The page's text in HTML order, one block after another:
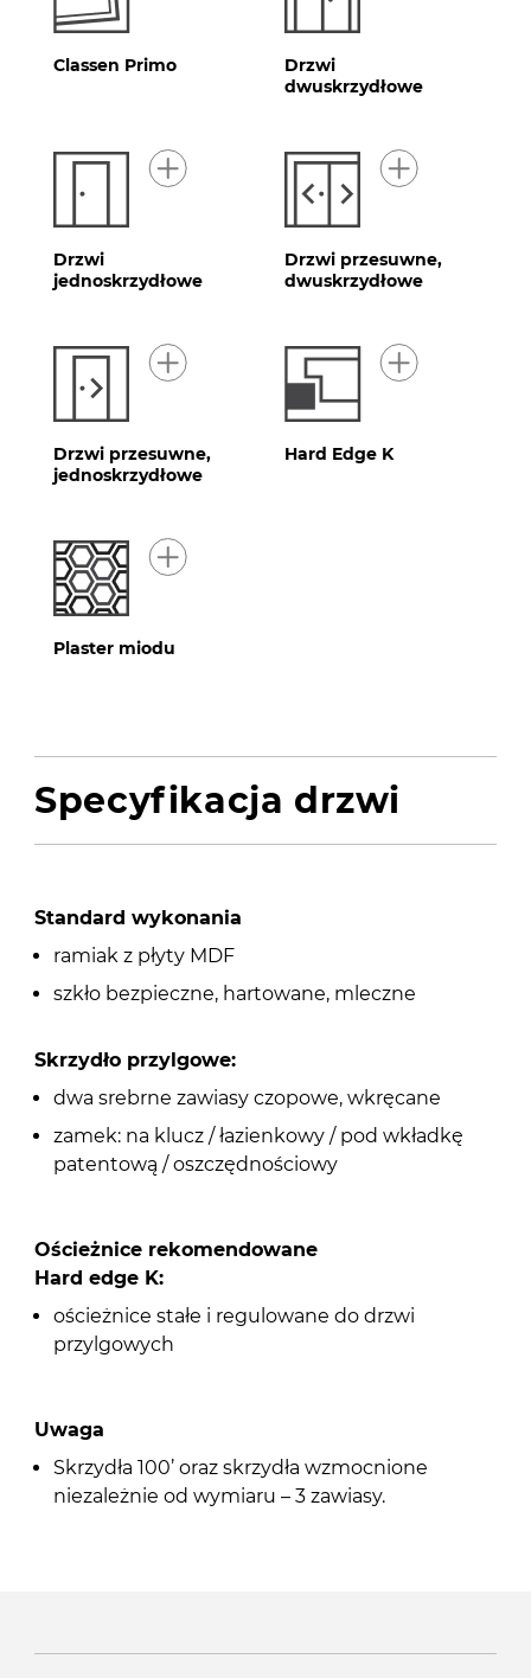
Classen Primo
Drzwi
dwuskrzydłowe
Drzwi
jednoskrzydłowe
Drzwi przesuwne,
dwuskrzydłowe
Drzwi przesuwne,
jednoskrzydłowe
Hard Edge K
Plaster miodu
Specyfikacja drzwi
Standard wykonania
ramiak z płyty MDF
szkło bezpieczne, hartowane, mleczne
Skrzydło przylgowe:
dwa srebrne zawiasy czopowe, wkręcane
zamek: na klucz / łazienkowy / pod wkładkę
patentową / oszczędnościowy
Ościeżnice rekomendowane
Hard edge K:
ościeżnice stałe i regulowane do drzwi
przylgowych
Uwaga
Skrzydła 100’ oraz skrzydła wzmocnione
niezależnie od wymiaru – 3 zawiasy.